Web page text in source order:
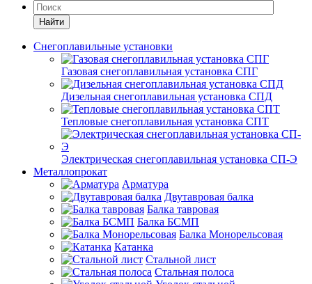
Найти
Снегоплавильные установки
Газовая снегоплавильная установка СПГ
Дизельная снегоплавильная установка СПД
Тепловые снегоплавильная установка СПТ
Электрическая снегоплавильная установка СП-Э
Металлопрокат
Арматура
Двутавровая балка
Балка тавровая
Балка БСМП
Балка Монорельсовая
Катанка
Стальной лист
Стальная полоса